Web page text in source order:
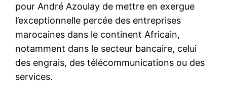
pour André Azoulay de mettre en exergue
l’exceptionnelle percée des entreprises
marocaines dans le continent Africain,
notamment dans le secteur bancaire, celui
des engrais, des télécommunications ou des
services.